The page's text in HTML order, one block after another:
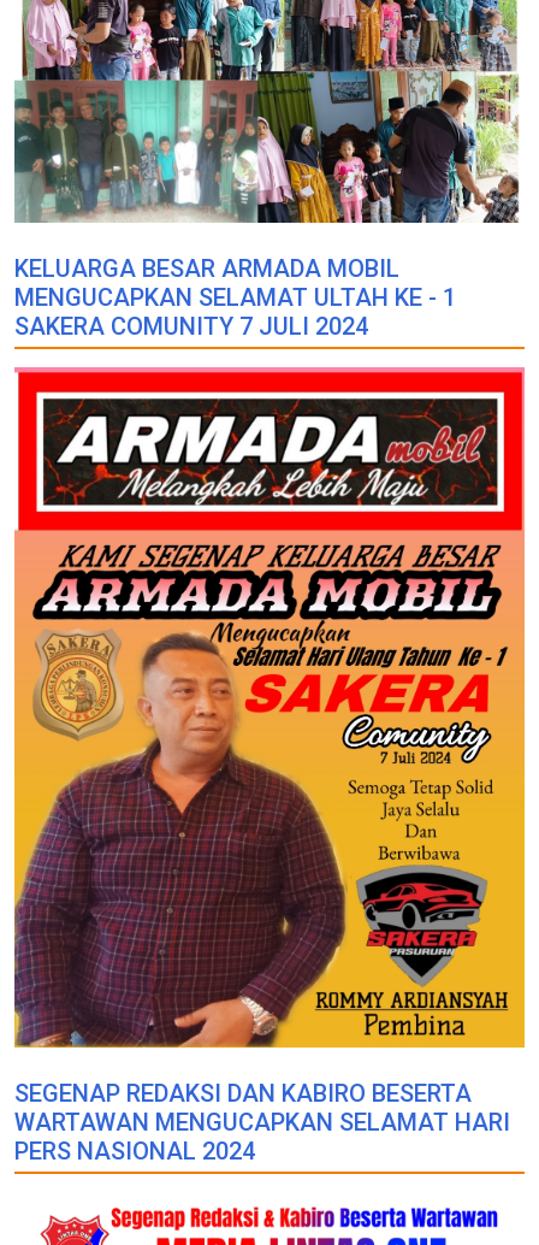
KELUARGA BESAR ARMADA MOBIL
MENGUCAPKAN SELAMAT ULTAH KE - 1
SAKERA COMUNITY 7 JULI 2024
SEGENAP REDAKSI DAN KABIRO BESERTA
WARTAWAN MENGUCAPKAN SELAMAT HARI
PERS NASIONAL 2024